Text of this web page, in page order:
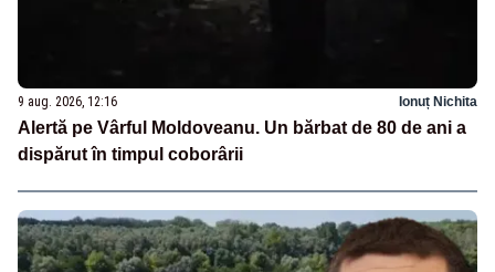
9 aug. 2026, 12:16 Ionuț Nichita
Alertă pe Vârful Moldoveanu. Un bărbat de 80 de ani a
dispărut în timpul coborârii